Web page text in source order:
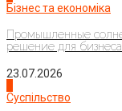
Бізнес та економіка
Промышленные
решение для бизнеса
23.07.2026
Суспільство